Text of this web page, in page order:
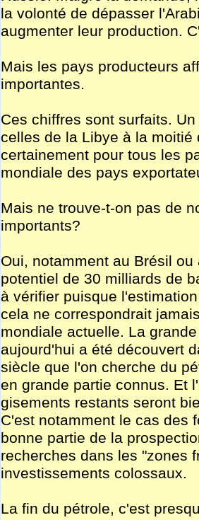
la volonté de dépasser
augmenter leur production.
Mais les pays producteurs
importantes.
Ces chiffres sont surfaits.
celles de la Libye à la
certainement pour tous les
mondiale des pays
Mais ne trouve-t-on pas de
importants?
Oui, notamment au Brésil
potentiel de 30 milliards de
à vérifier puisque
cela ne correspondrait
mondiale actuelle. La
aujourd'hui a été découvert
siècle que l'on cherche du
en grande partie connus. Et
gisements restants seront
C'est notamment le cas des
bonne partie de la
recherches dans les "zones
investissements colossaux.
La fin du pétrole, c'est